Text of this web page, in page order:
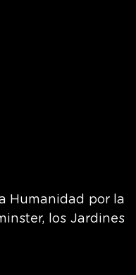
Humanidad por la
los Jardines